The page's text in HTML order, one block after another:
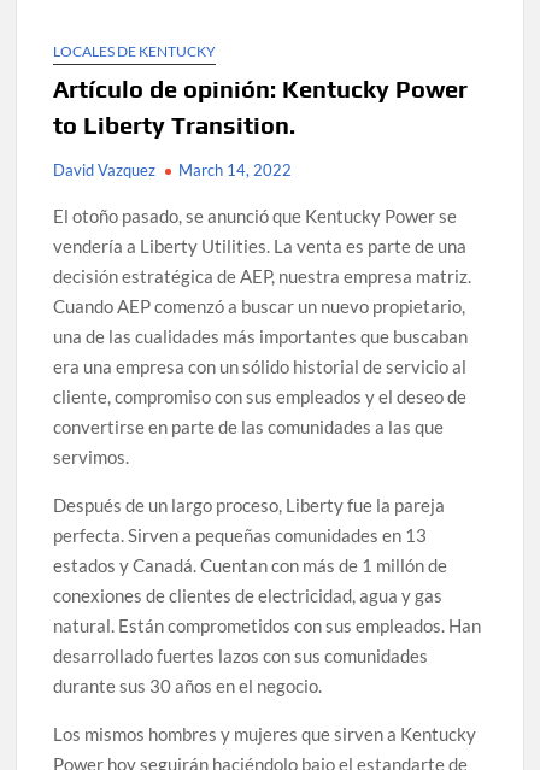
LOCALES DE KENTUCKY
Artículo de opinión: Kentucky Power
to Liberty Transition.
David Vazquez March 14, 2022
El otoño pasado, se anunció que Kentucky Power se
vendería a Liberty Utilities. La venta es parte de una
decisión estratégica de AEP, nuestra empresa matriz.
Cuando AEP comenzó a buscar un nuevo propietario,
una de las cualidades más importantes que buscaban
era una empresa con un sólido historial de servicio al
cliente, compromiso con sus empleados y el deseo de
convertirse en parte de las comunidades a las que
servimos.
Después de un largo proceso, Liberty fue la pareja
perfecta. Sirven a pequeñas comunidades en 13
estados y Canadá. Cuentan con más de 1 millón de
conexiones de clientes de electricidad, agua y gas
natural. Están comprometidos con sus empleados. Han
desarrollado fuertes lazos con sus comunidades
durante sus 30 años en el negocio.
Los mismos hombres y mujeres que sirven a Kentucky
Power hoy seguirán haciéndolo bajo el estandarte de